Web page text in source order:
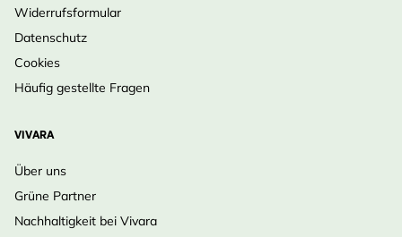
Widerrufsformular
Datenschutz
Cookies
Häufig gestellte Fragen
VIVARA
Über uns
Grüne Partner
Nachhaltigkeit bei Vivara